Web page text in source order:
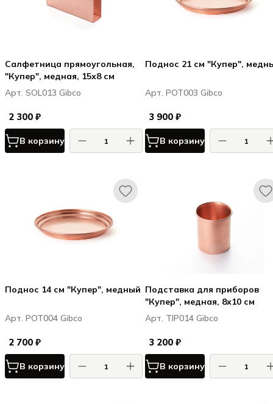
Салфетница прямоугольная,
"Купер", медная, 15х8 см
Арт. SOL013 Gibco
2 300 ₽
В корзину
Поднос 21 см "Купер",
Арт. POT003 Gibco
3 900 ₽
В корзину
Поднос 14 см "Купер", медный
Арт. POT004 Gibco
2 700 ₽
В корзину
Подставка для приборов
"Купер", медная, 8х10 см
Арт. TIP014 Gibco
3 200 ₽
В корзину